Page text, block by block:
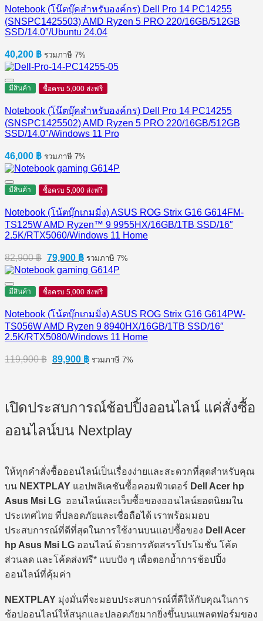
Notebook (โน๊ตบุ๊คสำหรับองค์กร) Dell Pro 14 PC14255
(SNSPC1425503) AMD Ryzen 5 PRO 220/16GB/512GB
SSD/14.0″/Ubuntu 24.04
40,200 ฿ รวมภาษี 7%
มีสินค้า ซื้อครบ 5,000 ส่งฟรี
Notebook (โน๊ตบุ๊คสำหรับองค์กร) Dell Pro 14 PC14255
(SNSPC1425502) AMD Ryzen 5 PRO 220/16GB/512GB
SSD/14.0″/Windows 11 Pro
46,000 ฿ รวมภาษี 7%
มีสินค้า ซื้อครบ 5,000 ส่งฟรี
Notebook (โน้ตบุ๊กเกมมิ่ง) ASUS ROG Strix G16 G614FM-
TS125W AMD Ryzen™ 9 9955HX/16GB/1TB SSD/16″
2.5K/RTX5060/Windows 11 Home
82,900฿ Original
price
was:
82,900 ฿.
79,900 ฿Current
price
is:
79,900 ฿.
รวมภาษี 7%
มีสินค้า ซื้อครบ 5,000 ส่งฟรี
Notebook (โน้ตบุ๊กเกมมิ่ง) ASUS ROG Strix G16 G614PW-
TS056W AMD Ryzen 9 8940HX/16GB/1TB SSD/16″
2.5K/RTX5080/Windows 11 Home
119,900฿ Original
price
89,900 ฿Current
price
รวมภาษี 7%
เปิดประสบการณ์ช้อปปิ้งออนไลน์ แค่สั่งซื้อ
ออนไลน์บน Nextplay
ให้ทุกคำสั่งซื้อออนไลน์เป็นเรื่องง่ายและสะดวกที่สุดสำหรับคุณ
บน NEXTPLAY แอปพลิเคชันซื้อคอมพิวเตอร์ Dell Acer hp
Asus Msi LG ออนไลน์และเว็บซื้อของออนไลน์ยอดนิยมใน
ประเทศไทย ที่ปลอดภัยและเชื่อถือได้ เราพร้อมมอบ
ประสบการณ์ที่ดีที่สุดในการใช้งานบนแอปซื้อของ Dell Acer
hp Asus Msi LG ออนไลน์ ด้วยการคัดสรรโปรโมชั่น โค้ด
ส่วนลด และโค้ดส่งฟรี* แบบปัง ๆ เพื่อตอกย้ำการช้อปปิ้ง
ออนไลน์ที่คุ้มค่า
NEXTPLAY มุ่งมั่นที่จะมอบประสบการณ์ที่ดีให้กับคุณในการ
ช้อปออนไลน์ให้สนุกและปลอดภัยมากยิ่งขึ้นบนแพลตฟอร์มของ